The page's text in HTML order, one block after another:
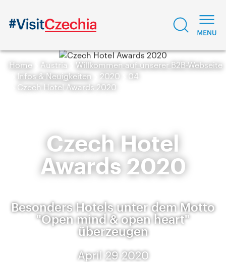
Home Austria
Willkommen auf unserer B2B-Webseite
Infos & Neuigkeiten
2020
04
Czech Hotel Awards 2020
Czech Hotel
Awards 2020
Besonders Hotels unter dem Motto
"Open mind & open heart"
überzeugen
April 29 2020